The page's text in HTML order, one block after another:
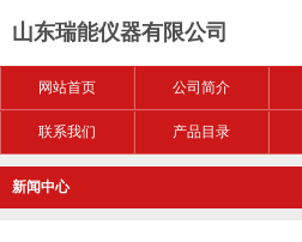
山东瑞能仪器有限公司
网站首页 公司简介
联系我们 产品目录
新闻中心